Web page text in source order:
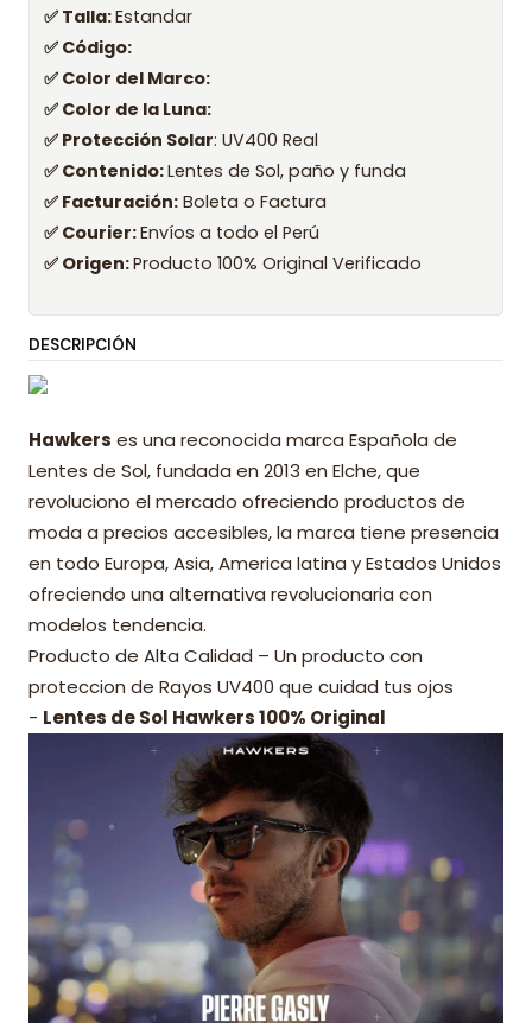
✅ Talla:Estandar
✅ Código:
✅ Color del Marco:
✅ Color de la Luna:
✅ Protección Solar: UV400 Real
✅ Contenido:Lentes de Sol, paño y funda
✅ Facturación: Boleta o Factura
✅ Courier:Envíos a todo el Perú
✅ Origen:Producto 100% Original Verificado
DESCRIPCIÓN
Hawkers es una reconocida marca Española de
Lentes de Sol, fundada en 2013 en Elche, que
revoluciono el mercado ofreciendo productos de
moda a precios accesibles, la marca tiene presencia
en todo Europa, Asia, America latina y Estados Unidos
ofreciendo una alternativa revolucionaria con
modelos tendencia.
Producto de Alta Calidad – Un producto con
proteccion de Rayos UV400 que cuidad tus ojos
- Lentes de Sol Hawkers 100% Original